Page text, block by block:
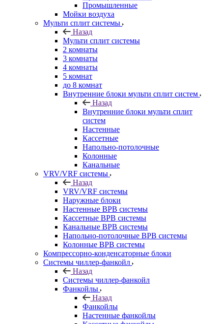
Промышленные
Мойки воздуха
Мульти сплит системы
Назад
Мульти сплит системы
2 комнаты
3 комнаты
4 комнаты
5 комнат
до 8 комнат
Внутренние блоки мульти сплит систем
Назад
Внутренние блоки мульти сплит
систем
Настенные
Кассетные
Напольно-потолочные
Колонные
Канальные
VRV/VRF системы
Назад
VRV/VRF системы
Наружные блоки
Настенные ВРВ системы
Кассетные ВРВ системы
Канальные ВРВ системы
Напольно-потолочные ВРВ системы
Колонные ВРВ системы
Компрессорно-конденсаторные блоки
Системы чиллер-фанкойл
Назад
Системы чиллер-фанкойл
Фанкойлы
Назад
Фанкойлы
Настенные фанкойлы